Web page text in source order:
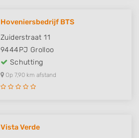
Hoveniersbedrijf BTS
Zuiderstraat 11
9444PJ Grolloo
Schutting
Op 7,90 km afstand
Vista Verde